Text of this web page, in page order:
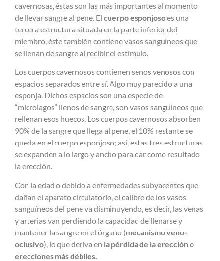
cavernosas, éstas son las más importantes al momento
de llevar sangre al pene. El cuerpo esponjosoes una
tercera estructura situada en la parte inferior del
miembro, éste también contiene vasos sanguíneos que
se llenan de sangre al recibir el estímulo.
Los cuerpos cavernosos contienen senos venosos con
espacios separados entre sí. Algo muy parecido a una
esponja. Dichos espacios son una especie de
“microlagos” llenos de sangre, son vasos sanguíneos que
rellenan esos huecos. Los cuerpos cavernosos absorben
90% de la sangre que llega al pene, el 10% restante se
queda en el cuerpo esponjoso; así, estas tres estructuras
se expanden a lo largo y ancho para dar como resultado
la erección.
Con la edad o debido a enfermedades subyacentes que
dañan el aparato circulatorio, el calibre de los vasos
sanguíneos del pene va disminuyendo, es decir, las venas
y arterias van perdiendo la capacidad de llenarse y
mantener la sangre en el órgano (mecanismo veno-
oclusivo), lo que deriva en la pérdida de la erección o
erecciones más débiles.